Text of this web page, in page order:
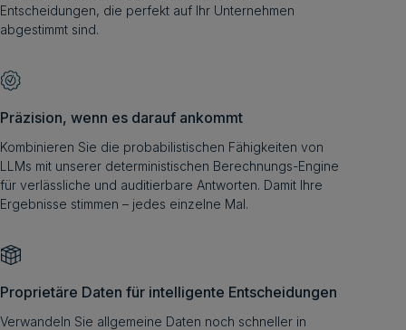
Entscheidungen, die perfekt auf Ihr Unternehmen
abgestimmt sind.
Präzision, wenn es darauf ankommt
Kombinieren Sie die probabilistischen Fähigkeiten von
LLMs mit unserer deterministischen Berechnungs-Engine
für verlässliche und auditierbare Antworten. Damit Ihre
Ergebnisse stimmen – jedes einzelne Mal.
Proprietäre Daten für intelligente Entscheidungen
Verwandeln Sie allgemeine Daten noch schneller in